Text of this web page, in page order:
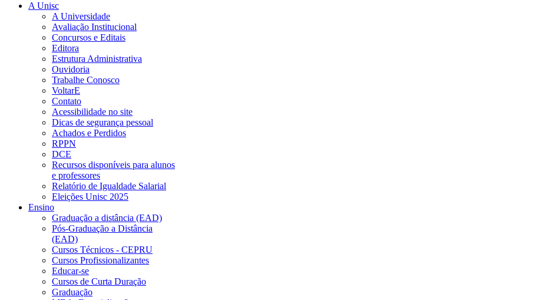
A Unisc
A Universidade
Avaliação Institucional
Concursos e Editais
Editora
Estrutura Administrativa
Ouvidoria
Trabalhe Conosco
VoltarE
Contato
Acessibilidade no site
Dicas de segurança pessoal
Achados e Perdidos
RPPN
DCE
Recursos disponíveis para alunos
e professores
Relatório de Igualdade Salarial
Eleições Unisc 2025
Ensino
Graduação a distância (EAD)
Pós-Graduação a Distância
(EAD)
Cursos Técnicos - CEPRU
Cursos Profissionalizantes
Educar-se
Cursos de Curta Duração
Graduação